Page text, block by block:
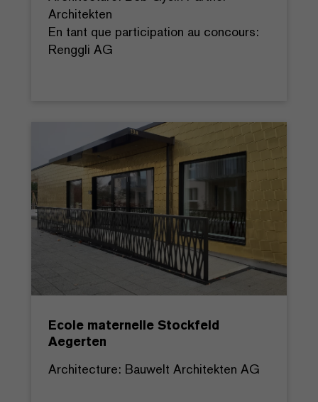
Architekten
En tant que participation au concours:
Renggli AG
Ecole maternelle Stockfeld
Aegerten
Architecture: Bauwelt Architekten AG